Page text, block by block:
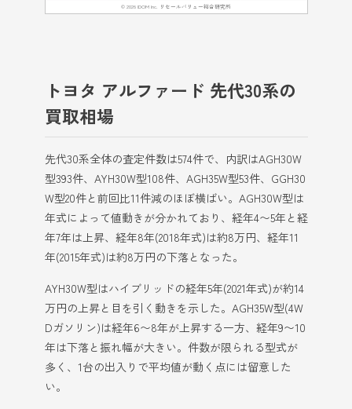
© 2026 IDOM Inc. リセールバリュー総合研究所
トヨタ アルファード 先代30系の
買取相場
先代30系全体の査定件数は574件で、内訳はAGH30W
型393件、AYH30W型108件、AGH35W型53件、GGH30
W型20件と前回比11件減のほぼ横ばい。AGH30W型は
年式によって値動きが分かれており、経年4〜5年と経
年7年は上昇、経年8年(2018年式)は約8万円、経年11
年(2015年式)は約8万円の下落となった。
AYH30W型はハイブリッドの経年5年(2021年式)が約14
万円の上昇と目を引く動きを示した。AGH35W型(4W
Dガソリン)は経年6〜8年が上昇する一方、経年9〜10
年は下落と振れ幅が大きい。件数が限られる型式が
多く、1台の出入りで平均値が動く点には留意した
い。